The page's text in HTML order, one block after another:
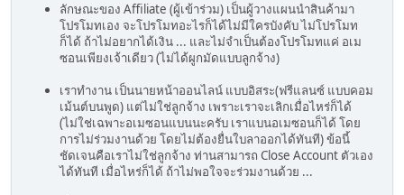
ลักษณะของ Affiliate (ผู้เข้าร่วม) เป็นผู้วางแผนนำสินค้ามา
โปรโมทเอง จะโปรโมทอะไรก็ได้ไม่มีใครบังคับ ไม่โปรโมท
ก็ได้ ถ้าไม่อยากได้เงิน ... และไม่จำเป็นต้องโปรโมทแค่ อเม
ซอนเพียงเจ้าเดียว (ไม่ได้ผูกมัดแบบลูกจ้าง)
เราทำงาน เป็นนายหน้าออนไลน์ แบบอิสระ(ฟรีแลนซ์ แบบคอม
เม้นต์บนพูด) แต่ไม่ใช่ลูกจ้าง เพราะเราจะเลิกเมื่อไหร่ก็ได้
(ไม่ใช่เฉพาะอเมซอนแบนนะครับ เราแบนอเมซอนก็ได้ โดย
การไม่ร่วมงานด้วย โดยไม่ต้องยื่นใบลาออกได้ทันที) ข้อนี้
ชัดเจนคือเราไม่ใช่ลูกจ้าง ท่านสามารถ Close Account ตัวเอง
ได้ทันที เมื่อไหร่ก็ได้ ถ้าไม่พอใจจะร่วมงานด้วย ...